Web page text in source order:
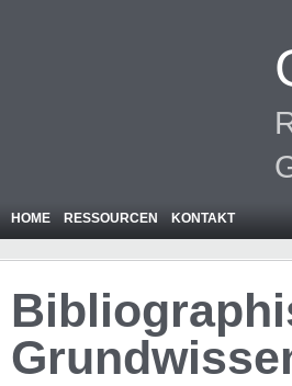
HOME RESSOURCEN KONTAKT